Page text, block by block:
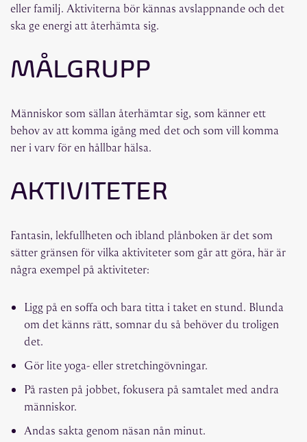
eller familj. Aktiviterna bör kännas avslappnande och det
ska ge energi att återhämta sig.
MÅLGRUPP
Människor som sällan återhämtar sig, som känner ett
behov av att komma igång med det och som vill komma
ner i varv för en hållbar hälsa.
AKTIVITETER
Fantasin, lekfullheten och ibland plånboken är det som
sätter gränsen för vilka aktiviteter som går att göra, här är
några exempel på aktiviteter:
Ligg på en soffa och bara titta i taket en stund. Blunda
om det känns rätt, somnar du så behöver du troligen
det.
Gör lite yoga- eller stretchingövningar.
På rasten på jobbet, fokusera på samtalet med andra
människor.
Andas sakta genom näsan nån minut.